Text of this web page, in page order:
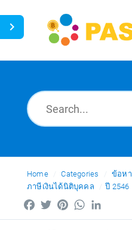
News
Ask a
Home Categories
ข้อหา
ภาษีเงินได้นิติบุคคล
ปี 2546
FacebookTwitterPinterestWhatsApp